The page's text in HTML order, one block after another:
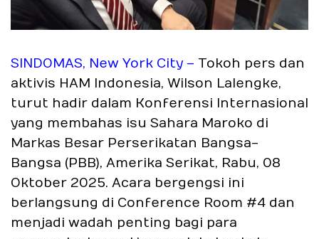
SINDOMAS, New York City – Tokoh pers dan
aktivis HAM Indonesia, Wilson Lalengke,
turut hadir dalam Konferensi Internasional
yang membahas isu Sahara Maroko di
Markas Besar Perserikatan Bangsa-
Bangsa (PBB), Amerika Serikat, Rabu, 08
Oktober 2025. Acara bergengsi ini
berlangsung di Conference Room #4 dan
menjadi wadah penting bagi para